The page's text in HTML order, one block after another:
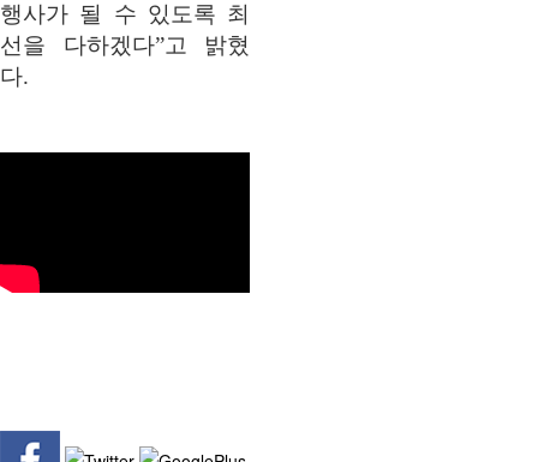
행사가 될 수 있도록 최
선을 다하겠다”고 밝혔
다.